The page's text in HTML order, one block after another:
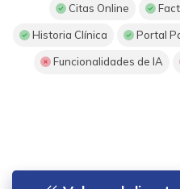
Citas Online
Historia Clínica Portal
Funcionalidades de IA